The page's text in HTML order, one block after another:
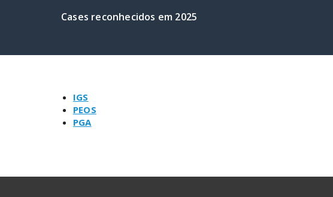
Cases reconhecidos em 2025
IGS
PEOS
PGA